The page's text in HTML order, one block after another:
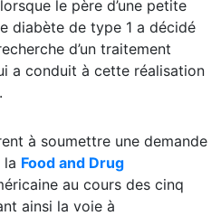
le père d’une petite
diabète de type 1 a décidé
d’un traitement
a conduit à cette réalisation
à soumettre une demande
la Food and Drug
au cours des cinq
ainsi la voie à